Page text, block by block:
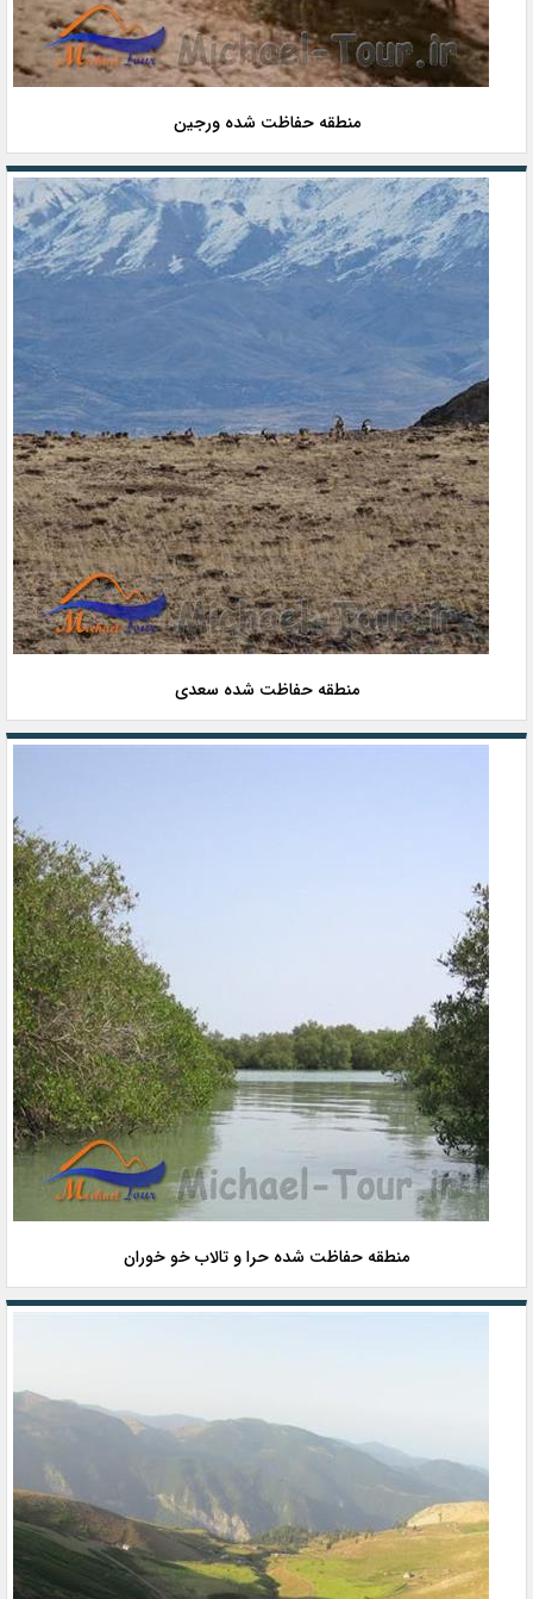
منطقه حفاظت شده ورجین
منطقه حفاظت شده سعدی
منطقه حفاظت شده حرا و تالاب خو خوران